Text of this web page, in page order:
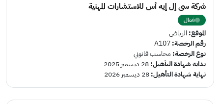
شركة سى إل إيه أس للاستشارات المهنية
فعال
الموقع: الرياض
رقم الرخصة:A107
نوع الرخصة:محاسب قانوني
بداية شهادة التأهيل:28 ديسمبر 2025
نهاية شهادة التأهيل:28 ديسمبر 2026